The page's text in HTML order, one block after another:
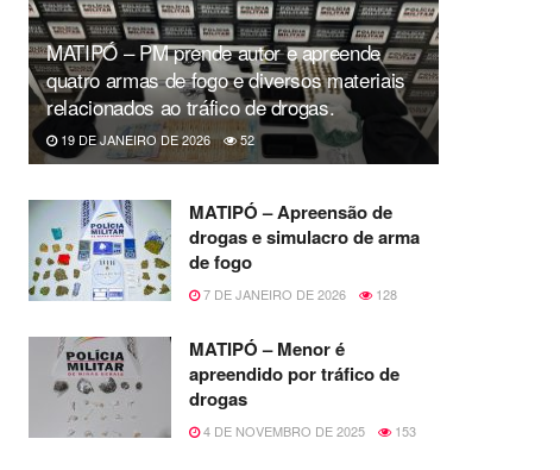
MATIPÓ – PM prende autor e apreende
quatro armas de fogo e diversos materiais
relacionados ao tráfico de drogas.
19 DE JANEIRO DE 2026 52
MATIPÓ – Apreensão de
drogas e simulacro de arma
de fogo
7 DE JANEIRO DE 2026 128
MATIPÓ – Menor é
apreendido por tráfico de
drogas
4 DE NOVEMBRO DE 2025 153